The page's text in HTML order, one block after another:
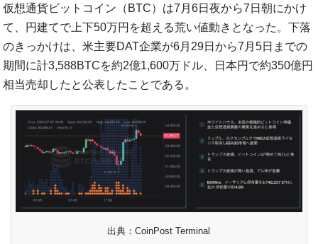
仮想通貨ビットコイン（BTC）は7月6日夜から7日朝にかけ
て、円建てで上下50万円を超える荒い値動きとなった。下落
のきっかけは、米主要DAT企業が6月29日から7月5日までの
期間に計3,588BTCを約2億1,600万ドル、日本円で約350億円
相当売却したと公表したことである。
出典：CoinPost Terminal